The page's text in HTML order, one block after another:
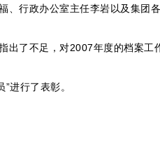
行政办公室主任李岩以及集团
不足，对2007年度的档案工作
行了表彰。